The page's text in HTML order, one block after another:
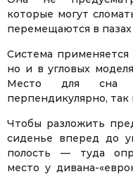
которые могут
перемещаются в
Система
но и в угловых
Место для сна
перпендикулярно, так
Чтобы разложить
сиденье вперед до
полость — туда
место у дивана-